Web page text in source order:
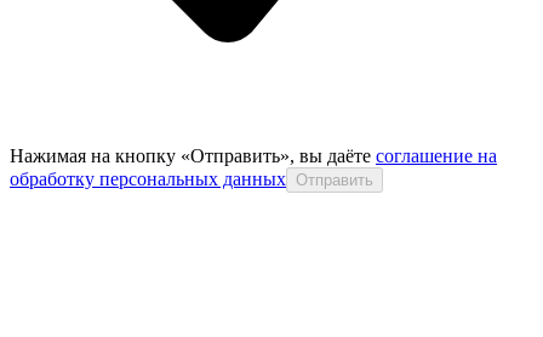
Нажимая на кнопку «Отправить», вы даёте соглашение на
обработку персональных данных Отправить